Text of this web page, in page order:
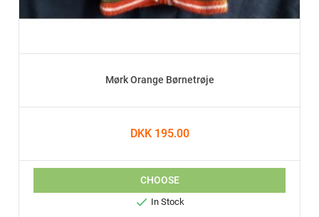
Mørk Orange Børnetrøje
DKK 195.00
CHOOSE
 In Stock